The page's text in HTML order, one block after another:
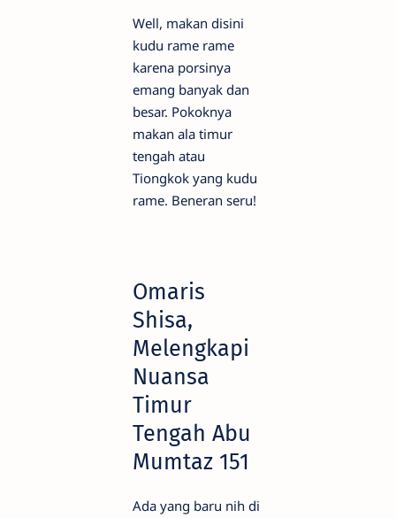
Well, makan disini
kudu rame rame
karena porsinya
emang banyak dan
besar. Pokoknya
makan ala timur
tengah atau
Tiongkok yang kudu
rame. Beneran seru!
Omaris
Shisa,
Melengkapi
Nuansa
Timur
Tengah Abu
Mumtaz 151
Ada yang baru nih di